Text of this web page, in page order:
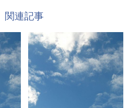
関連記事